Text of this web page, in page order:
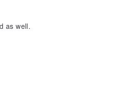
as well.